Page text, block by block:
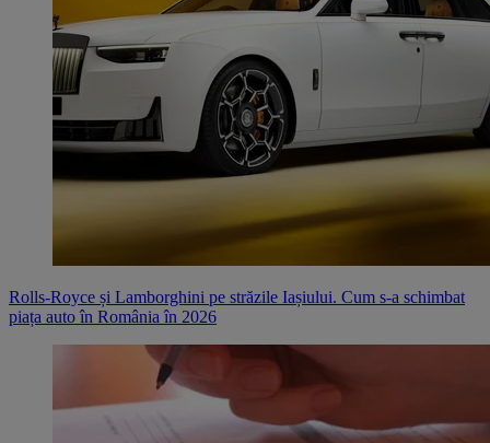
Rolls-Royce și Lamborghini pe străzile Iașiului. Cum s-a schimbat
piața auto în România în 2026